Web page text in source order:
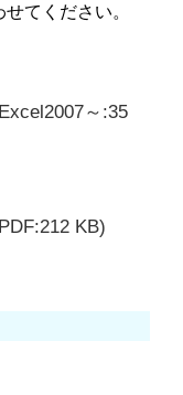
てください。
～:35
KB)